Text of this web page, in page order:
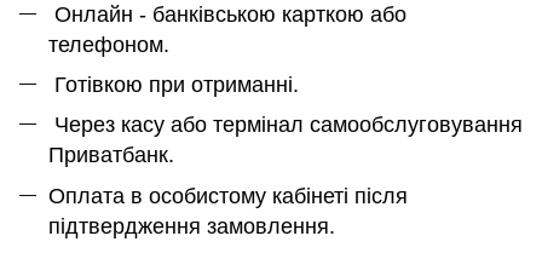
Онлайн - банківською карткою або
телефоном.
Готівкою при отриманні.
Через касу або термінал самообслуговування
Приватбанк.
Оплата в особистому кабінеті після
підтвердження замовлення.